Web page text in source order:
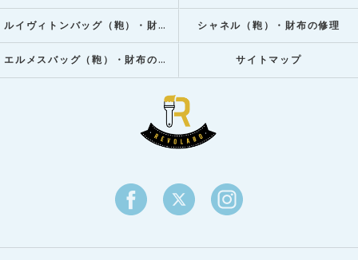
ルイヴィトンバッグ（鞄）・財布の修理 シャネル（鞄）・財布の修理
エルメスバッグ（鞄）・財布の修理 サイトマップ